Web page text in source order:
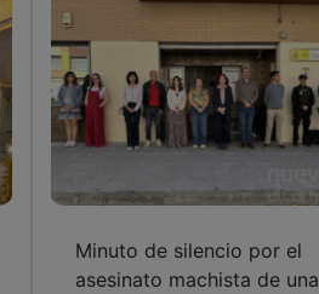
Minuto de silencio por el
asesinato machista de una